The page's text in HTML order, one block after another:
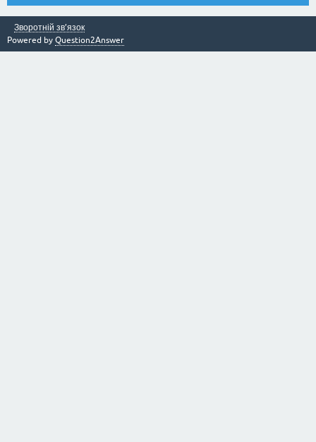
Зворотній зв’язок
Powered by Question2Answer